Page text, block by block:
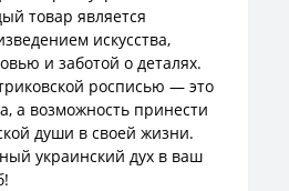
товар является
искусства,
и заботой о деталях.
росписью — это
а возможность принести
души в своей жизни.
украинский дух в ваш